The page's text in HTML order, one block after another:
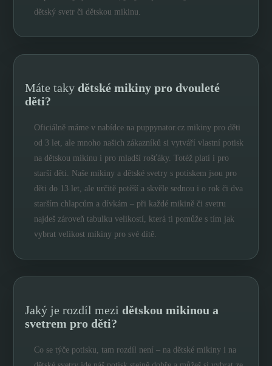
dětský svetr či dětskou mikinu.
Máte takydětské mikiny pro dvouleté
děti?
Oficiálně máme v nabídce na puppynator.cz mikiny pro děti
od 3 let, ale mnoho našich zákazníků si vytváří vlastní potisk
na dětskou mikinu i pro mladší rošťáky. Totéž platí i pro
starší děti. Naše mikiny a dětské svetry s potiskem jsou pro
děti do 13 let, ale určitě potěší a skvěle sednou i o rok či dva
starším chlapcům a dívkám – při každé mikině či svetru
najdeš zároveň tabulku velikostí, která ti pomůže s tím jak
vybrat velikost mikiny pro své dítě.
Jaký je rozdíl mezidětskou mikinou a
svetrem pro děti?
Co se týče potisku, tam rozdíl není – na dětské mikiny i na